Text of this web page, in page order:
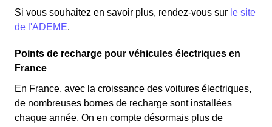
Si vous souhaitez en savoir plus, rendez-vous sur le site
de l'ADEME.
Points de recharge pour véhicules électriques en
France
En France, avec la croissance des voitures électriques,
de nombreuses bornes de recharge sont installées
chaque année. On en compte désormais plus de